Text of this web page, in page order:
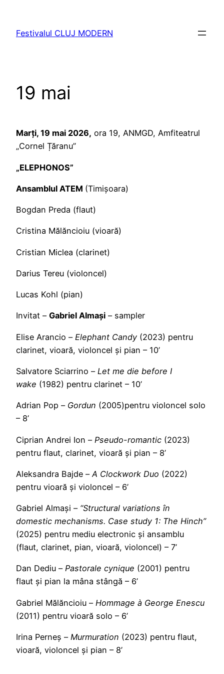
conținut
Festivalul CLUJ MODERN
19 mai
Marți, 19 mai 2026, ora 19, ANMGD, Amfiteatrul
„Cornel Țăranu”
„ELEPHONOS”
Ansamblul ATEM (Timișoara)
Bogdan Preda (flaut)
Cristina Mălăncioiu (vioară)
Cristian Miclea (clarinet)
Darius Tereu (violoncel)
Lucas Kohl (pian)
Invitat – Gabriel Almași – sampler
Elise Arancio – Elephant Candy (2023) pentru
clarinet, vioară, violoncel și pian – 10’
Salvatore Sciarrino – Let me die before I
wake (1982) pentru clarinet – 10’
Adrian Pop – Gordun (2005)pentru violoncel solo
– 8’
Ciprian Andrei Ion – Pseudo-romantic (2023)
pentru flaut, clarinet, vioară și pian – 8’
Aleksandra Bajde – A Clockwork Duo (2022)
pentru vioară și violoncel – 6’
Gabriel Almași – “Structural variations în
domestic mechanisms. Case study 1: The Hinch”
(2025) pentru mediu electronic și ansamblu
(flaut, clarinet, pian, vioară, violoncel) – 7’
Dan Dediu – Pastorale cynique (2001) pentru
flaut și pian la mâna stângă – 6’
Gabriel Mălăncioiu – Hommage à George Enescu
(2011) pentru vioară solo – 6’
Irina Perneș – Murmuration (2023) pentru flaut,
vioară, violoncel și pian – 8’